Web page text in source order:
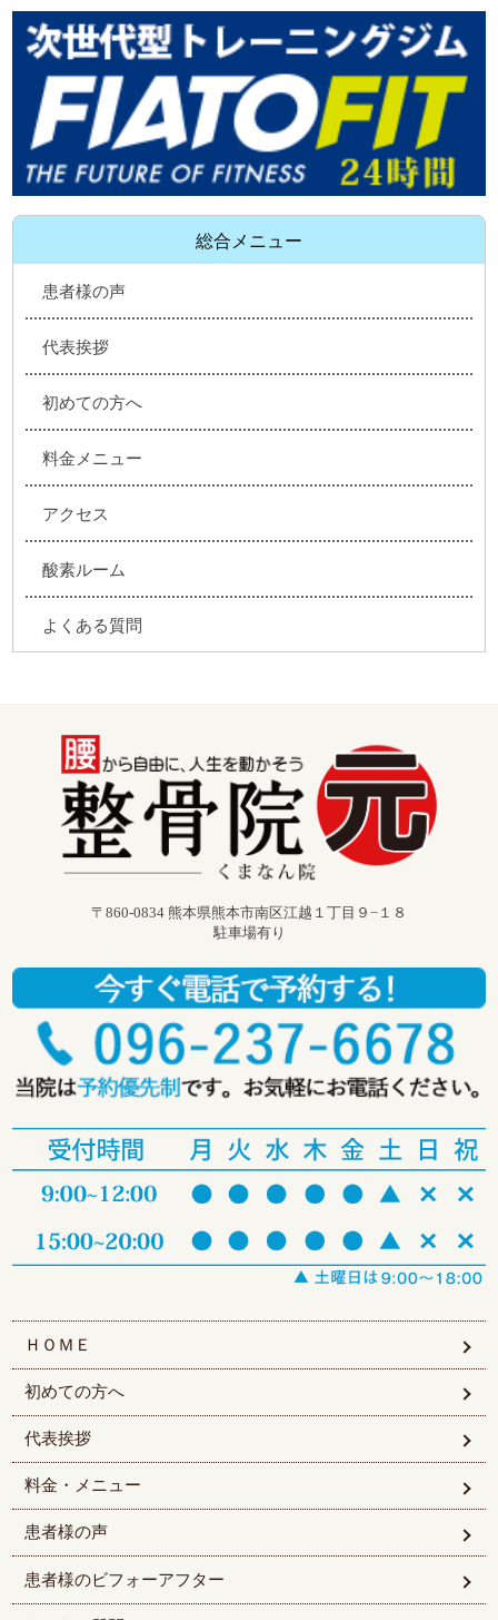
総合メニュー
患者様の声
代表挨拶
初めての方へ
料金メニュー
アクセス
酸素ルーム
よくある質問
〒860-0834 熊本県熊本市南区江越１丁目９−１８
駐車場有り
ＨＯＭＥ
初めての方へ
代表挨拶
料金・メニュー
患者様の声
患者様のビフォーアフター